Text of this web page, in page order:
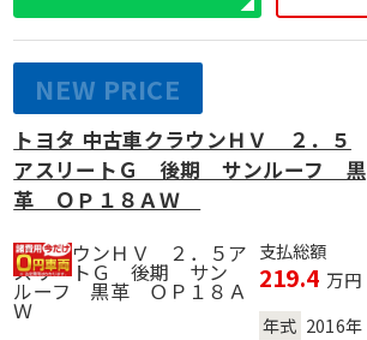
NEW PRICE
トヨタ 中古車クラウンＨＶ ２．５
アスリートＧ 後期 サンルーフ 黒
革 ＯＰ１８ＡＷ
支払総額
219.4 万円
年式 2016年